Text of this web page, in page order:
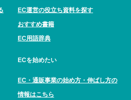
EC運営の役立ち資料を探す
おすすめ書籍
EC用語辞典
ECを始めたい
EC・通販事業の始め方・伸ばし方の
情報はこちら